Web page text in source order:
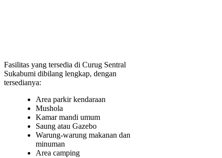
Fasilitas yang tersedia di Curug Sentral
Sukabumi dibilang lengkap, dengan
tersedianya:
Area parkir kendaraan
Mushola
Kamar mandi umum
Saung atau Gazebo
Warung-warung makanan dan
minuman
Area camping